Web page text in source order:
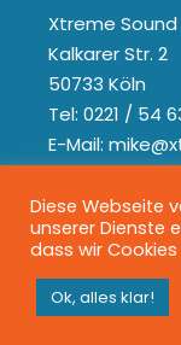
Xtreme Sound
Kalkarer Str. 2
50733 Köln
Tel: 0221 / 54
E-Mail:
Diese Webseite
unserer Dienste
dass wir
Ok, alles klar!